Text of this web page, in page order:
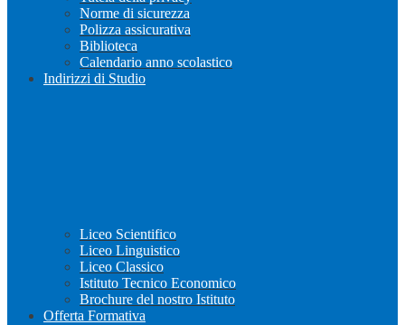
Norme di sicurezza
Polizza assicurativa
Biblioteca
Calendario anno scolastico
Indirizzi di Studio
Liceo Scientifico
Liceo Linguistico
Liceo Classico
Istituto Tecnico Economico
Brochure del nostro Istituto
Offerta Formativa